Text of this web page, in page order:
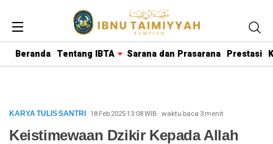
Beranda Tentang IBTA Sarana dan Prasarana Prestasi
KARYA TULIS SANTRI · 18 Feb 202513:08WIB ·waktu baca 3 menit
Keistimewaan Dzikir Kepada Allah